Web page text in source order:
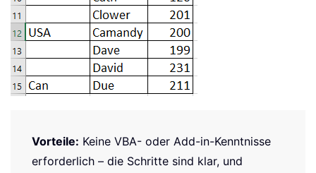
Vorteile: Keine VBA- oder Add-in-Kenntnisse
erforderlich – die Schritte sind klar, und